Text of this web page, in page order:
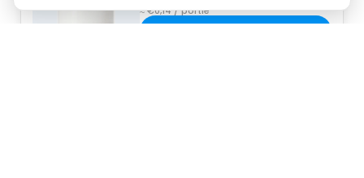
≈ €0,14 / portie